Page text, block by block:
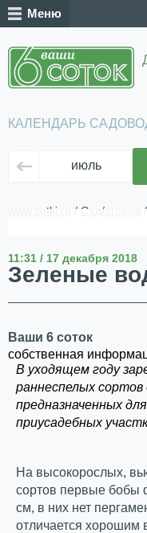
Меню
КАЛЕНДАРЬ
июль
www.sotki.ru / Сад/огород
11:31 / 17 декабря 2018
Зеленые
Ваши 6 соток
собственная
В уходящем году
раннеспелых
предназначенных
приусадебных
На высокорослых,
сортов первые бобы
см, в них нет
отличается хорошим